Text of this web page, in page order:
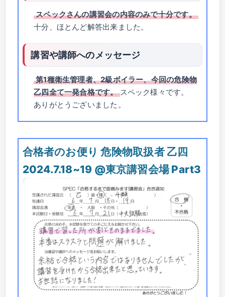
スペックさんの講習会の内容のみで十分です。
十分、ほとんど解答出来ました。
講習や講師へのメッセージ
第1種衛生管理者、2級ボイラー、今回の危険物
乙四全て一発合格です。 スペック様々です。
ありがとうございました。
合格者のお便り 危険物取扱者 乙四
2024.7.18~19 @東京講習会場 Part3